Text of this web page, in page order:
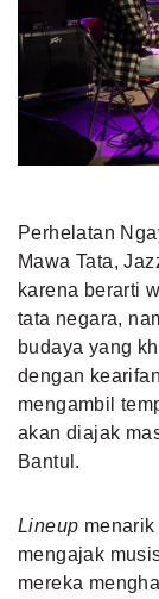
Perhelatan
Mawa Tata,
karena berarti
tata negara,
budaya yang
dengan
mengambil
akan diajak
Bantul.
Lineup
mengajak
mereka